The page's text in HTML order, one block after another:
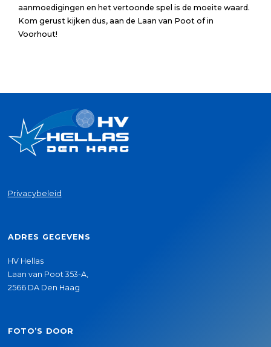
aanmoedigingen en het vertoonde spel is de moeite waard.
Kom gerust kijken dus, aan de Laan van Poot of in
Voorhout!
Privacybeleid
ADRES GEGEVENS
HV Hellas
Laan van Poot 353-A,
2566 DA Den Haag
FOTO’S DOOR